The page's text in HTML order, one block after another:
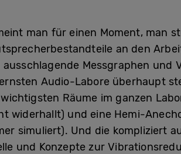
man für einen Moment, man
an den
Messgraphen und
Audio-Labore überhaupt
Räume im ganzen
widerhallt) und eine Hemi-
simuliert). Und die kompliziert
und Konzepte zur